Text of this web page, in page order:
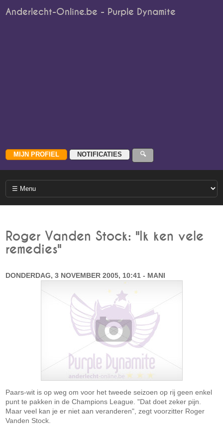
Anderlecht-Online.be - Purple Dynamite
Roger Vanden Stock: "Ik ken vele
remedies"
DONDERDAG, 3 NOVEMBER 2005, 10:41 - MANI
Paars-wit is op weg om voor het tweede seizoen op rij geen enkel
punt te pakken in de Champions League. "Dat doet zeker pijn.
Maar veel kan je er niet aan veranderen", zegt voorzitter Roger
Vanden Stock.